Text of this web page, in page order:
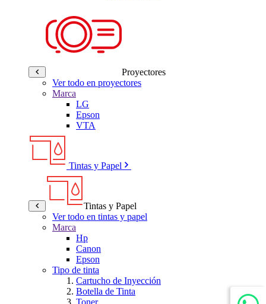
Proyectores
Ver todo en proyectores
Marca
LG
Epson
VTA
Tintas y Papel
Tintas y Papel
Ver todo en tintas y papel
Marca
Hp
Canon
Epson
Tipo de tinta
Cartucho de Inyección
Botella de Tinta
Toner